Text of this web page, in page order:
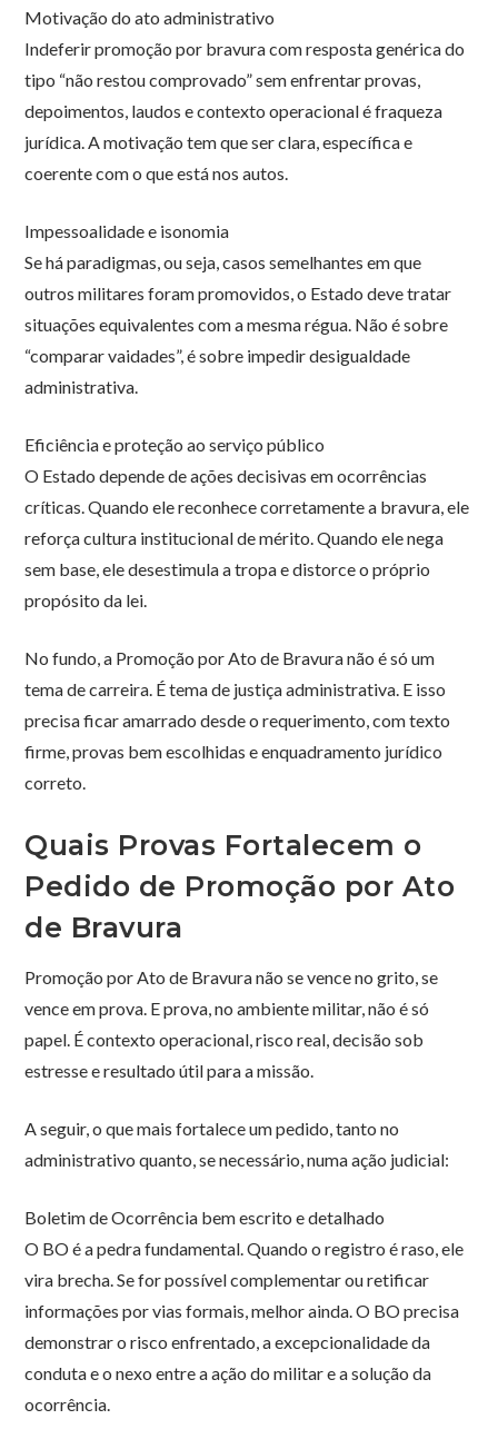
Motivação do ato administrativo
Indeferir promoção por bravura com resposta genérica do
tipo “não restou comprovado” sem enfrentar provas,
depoimentos, laudos e contexto operacional é fraqueza
jurídica. A motivação tem que ser clara, específica e
coerente com o que está nos autos.
Impessoalidade e isonomia
Se há paradigmas, ou seja, casos semelhantes em que
outros militares foram promovidos, o Estado deve tratar
situações equivalentes com a mesma régua. Não é sobre
“comparar vaidades”, é sobre impedir desigualdade
administrativa.
Eficiência e proteção ao serviço público
O Estado depende de ações decisivas em ocorrências
críticas. Quando ele reconhece corretamente a bravura, ele
reforça cultura institucional de mérito. Quando ele nega
sem base, ele desestimula a tropa e distorce o próprio
propósito da lei.
No fundo, a Promoção por Ato de Bravura não é só um
tema de carreira. É tema de justiça administrativa. E isso
precisa ficar amarrado desde o requerimento, com texto
firme, provas bem escolhidas e enquadramento jurídico
correto.
Quais Provas Fortalecem o
Pedido de Promoção por Ato
de Bravura
Promoção por Ato de Bravura não se vence no grito, se
vence em prova. E prova, no ambiente militar, não é só
papel. É contexto operacional, risco real, decisão sob
estresse e resultado útil para a missão.
A seguir, o que mais fortalece um pedido, tanto no
administrativo quanto, se necessário, numa ação judicial:
Boletim de Ocorrência bem escrito e detalhado
O BO é a pedra fundamental. Quando o registro é raso, ele
vira brecha. Se for possível complementar ou retificar
informações por vias formais, melhor ainda. O BO precisa
demonstrar o risco enfrentado, a excepcionalidade da
conduta e o nexo entre a ação do militar e a solução da
ocorrência.